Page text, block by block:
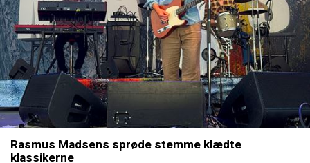
Rasmus Madsens sprøde stemme klædte
klassikerne